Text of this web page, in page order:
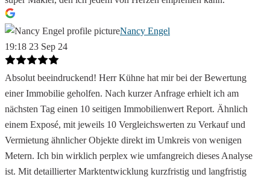
Nancy Engel
19:18 23 Sep 24
Absolut beeindruckend! Herr Kühne hat mir bei der Bewertung
einer Immobilie geholfen. Nach kurzer Anfrage erhielt ich am
nächsten Tag einen 10 seitigen Immobilienwert Report. Ähnlich
einem Exposé, mit jeweils 10 Vergleichswerten zu Verkauf und
Vermietung ähnlicher Objekte direkt im Umkreis von wenigen
Metern. Ich bin wirklich perplex wie umfangreich dieses Analyse
ist. Mit detaillierter Marktentwicklung kurzfristig und langfristig